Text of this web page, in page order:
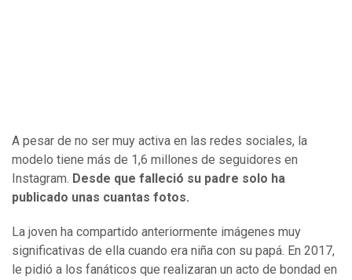
A pesar de no ser muy activa en las redes sociales, la
modelo tiene más de 1,6 millones de seguidores en
Instagram. Desde que falleció su padre solo ha
publicado unas cuantas fotos.
La joven ha compartido anteriormente imágenes muy
significativas de ella cuando era niña con su papá. En 2017,
le pidió a los fanáticos que realizaran un acto de bondad en